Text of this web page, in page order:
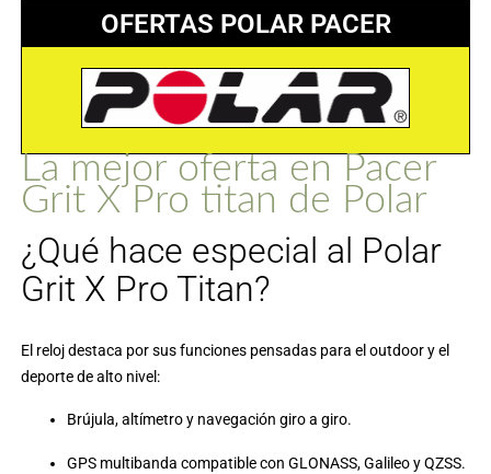
OFERTAS POLAR PACER
La mejor oferta en Pacer
Grit X Pro titan de Polar
¿Qué hace especial al Polar
Grit X Pro Titan?
El reloj destaca por sus funciones pensadas para el outdoor y el
deporte de alto nivel:
Brújula, altímetro y navegación giro a giro.
GPS multibanda compatible con GLONASS, Galileo y QZSS.